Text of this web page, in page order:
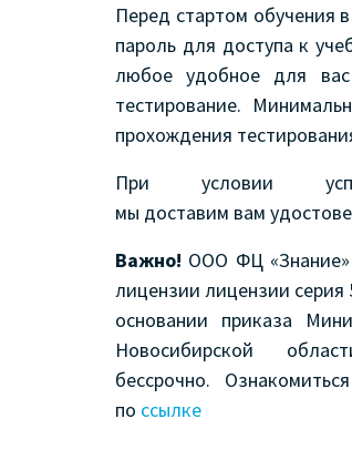
Перед стартом обучения
пароль для доступа к
любое удобное для
тестирование.
прохождения
При условии
мы доставим вам
Важно! ООО ФЦ «Знание»
лицензии лицензии
основании приказа
Новосибирской
бессрочно.
по ссылке